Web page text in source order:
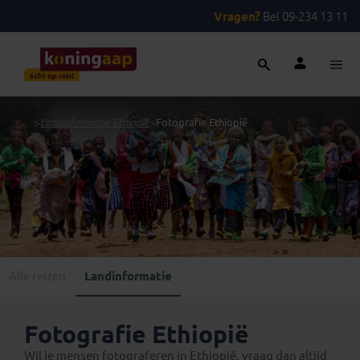
Vragen? Bel 09-234 13 11
... > Landinformatie Ethiopië>Fotografie Ethiopië
Landinformatie
Fotografie Ethiopië
Wil je mensen fotograferen in Ethiopië, vraag dan altijd